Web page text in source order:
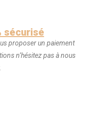
sécurisé
proposer un paiement
n’hésitez pas à nous